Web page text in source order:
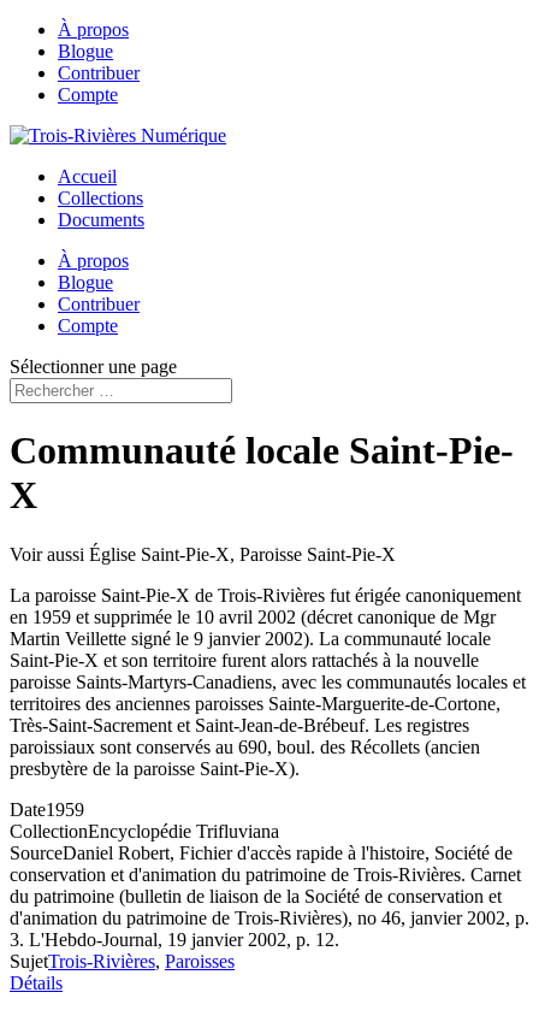
À propos
Blogue
Contribuer
Compte
Accueil
Collections
Documents
À propos
Blogue
Contribuer
Compte
Sélectionner une page
Communauté locale Saint-Pie-
X
Voir aussi Église Saint-Pie-X, Paroisse Saint-Pie-X
La paroisse Saint-Pie-X de Trois-Rivières fut érigée canoniquement
en 1959 et supprimée le 10 avril 2002 (décret canonique de Mgr
Martin Veillette signé le 9 janvier 2002). La communauté locale
Saint-Pie-X et son territoire furent alors rattachés à la nouvelle
paroisse Saints-Martyrs-Canadiens, avec les communautés locales et
territoires des anciennes paroisses Sainte-Marguerite-de-Cortone,
Très-Saint-Sacrement et Saint-Jean-de-Brébeuf. Les registres
paroissiaux sont conservés au 690, boul. des Récollets (ancien
presbytère de la paroisse Saint-Pie-X).
Date1959
CollectionEncyclopédie Trifluviana
SourceDaniel Robert, Fichier d'accès rapide à l'histoire, Société de
conservation et d'animation du patrimoine de Trois-Rivières. Carnet
du patrimoine (bulletin de liaison de la Société de conservation et
d'animation du patrimoine de Trois-Rivières), no 46, janvier 2002, p.
3. L'Hebdo-Journal, 19 janvier 2002, p. 12.
SujetTrois-Rivières, Paroisses
Détails